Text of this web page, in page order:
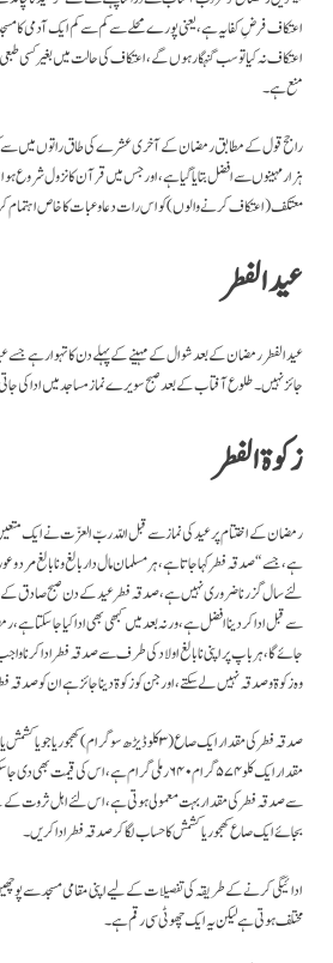
اعتکاف فرضِ کفایہ ہے، یعنی پورے محلے سے کم سے کم ایک آدمی کا
اعتکاف نہ کیا تو سب گنہگار ہوں گے، اعتکاف کی حالت میں بغیر کسی
منع ہے۔
راجح قول کے مطابق رمضان کے آخری عشرے کی طاق راتوں میں
ہزار مہینوں سے افضل بتایا گیا ہے، اور جس میں قرآن کا نزول شروع
معتکف (اعتکاف کرنے والوں) کو اس رات دعا وعبات کا خاص اہتمام
عیدالفطر
عیدالفطر رمضان کے بعد شوال کے مہینے کے پہلے دن کا تہوار ہے جسے
جائز نہیں۔ طلوع آفتاب کے بعد صبح سویرے نماز مساجد میں ادا کی
زکوۃ الفطر
ہے، جسے “صدقہ فطر کہا جاتا ہے، ہر مسلمان مال دار بالغ و نا بالغ
لئے سال گزرنا ضروری نہیں ہے، صدقہ فطر عید کے دن صبح صادق
سے قبل ادا کر دینا افضل ہے، ورنہ بعد میں کبھی بھی ادا کیا جا سکتا ہے،
جائے گا، ہر باپ پر اپنی نابالغ اولاد کی طرف سے صدقہ فطر ادا
وہ زکوۃ و صدقہ نہیں لے سکتے ، اور جن کو زکوۃ دینا جائز ہے ان کو صدقہ
صدقہ فطر کی مقدار ایک صاع ( ۳ کلو ڈیڑھ سو گرام
مقدار ایک کلو ۵۷۴ گرام ۶۴۰ رملی گرام ہے، اس
سے صدقہ فطر کی مقدار بہت معمولی ہوتی ہے، اس لئے اہل ثروت
بجائے ایک صاع کھجور یا کشمش کا حساب لگا کر صدقہ فطر ادا کریں۔
ادائیگی کرنے کے طریقہ کی تفصیلات کے لیے اپنی مقامی مسجد سے
مختلف ہوتی ہے لیکن یہ ایک چھوٹی سی رقم ہے۔